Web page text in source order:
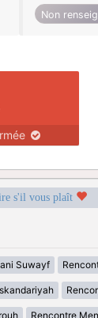
Non
s'il vous plaît
Suwayf
Rencontre